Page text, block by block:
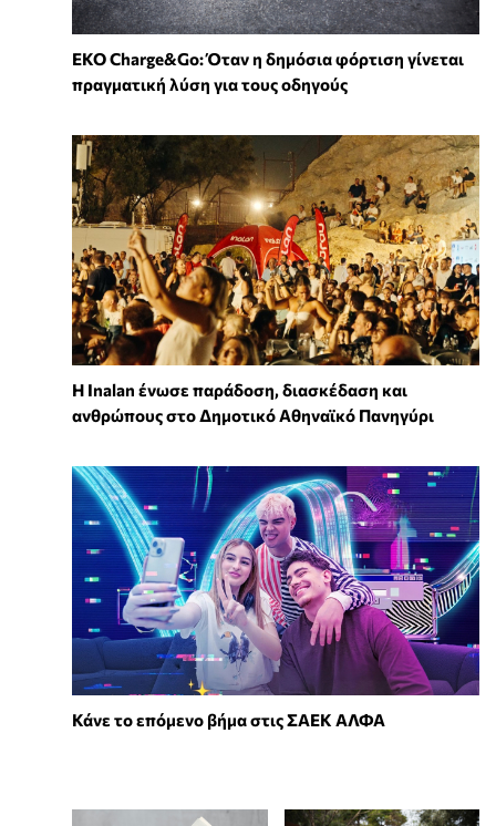
EKO Charge&Go: Όταν η δημόσια φόρτιση γίνεται
πραγματική λύση για τους οδηγούς
Η Inalan ένωσε παράδοση, διασκέδαση και
ανθρώπους στο Δημοτικό Αθηναϊκό Πανηγύρι
Κάνε το επόμενο βήμα στις ΣΑΕΚ ΑΛΦΑ